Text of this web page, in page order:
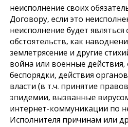
неисполнение своих
Договору, если это
неисполнение будет являться
обстоятельств, как
землетрясение и другие
война или военные
беспорядки, действия
власти (в т.ч. принятие
эпидемии, вызванные
интернет-коммуникации по
Исполнителя причинам или